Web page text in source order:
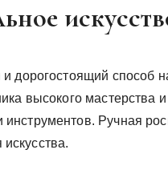
дорогостоящий способ
высокого мастерства
Ручная